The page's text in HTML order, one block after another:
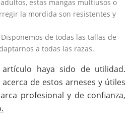
estas mangas multiusos o
la mordida son resistentes y
Disponemos de todas las tallas de
a todas las razas.
artículo haya sido de utilidad.
de estos arneses y útiles
profesional y de confianza,